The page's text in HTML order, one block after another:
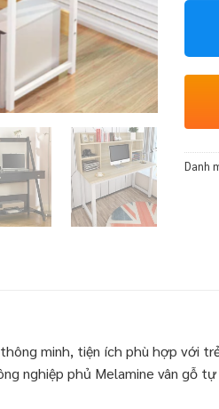
Danh
minh, tiện ích phù hợp với
nghiệp phủ Melamine vân gỗ